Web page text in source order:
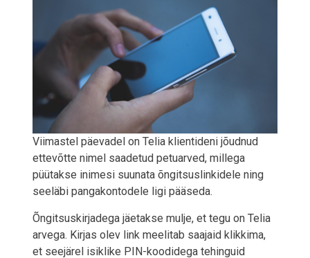
Viimastel päevadel on Telia klientideni jõudnud
ettevõtte nimel saadetud petuarved, millega
püütakse inimesi suunata õngitsuslinkidele ning
seeläbi pangakontodele ligi pääseda.
Õngitsuskirjadega jäetakse mulje, et tegu on Telia
arvega. Kirjas olev link meelitab saajaid klikkima,
et seejärel isiklike PIN-koodidega tehinguid